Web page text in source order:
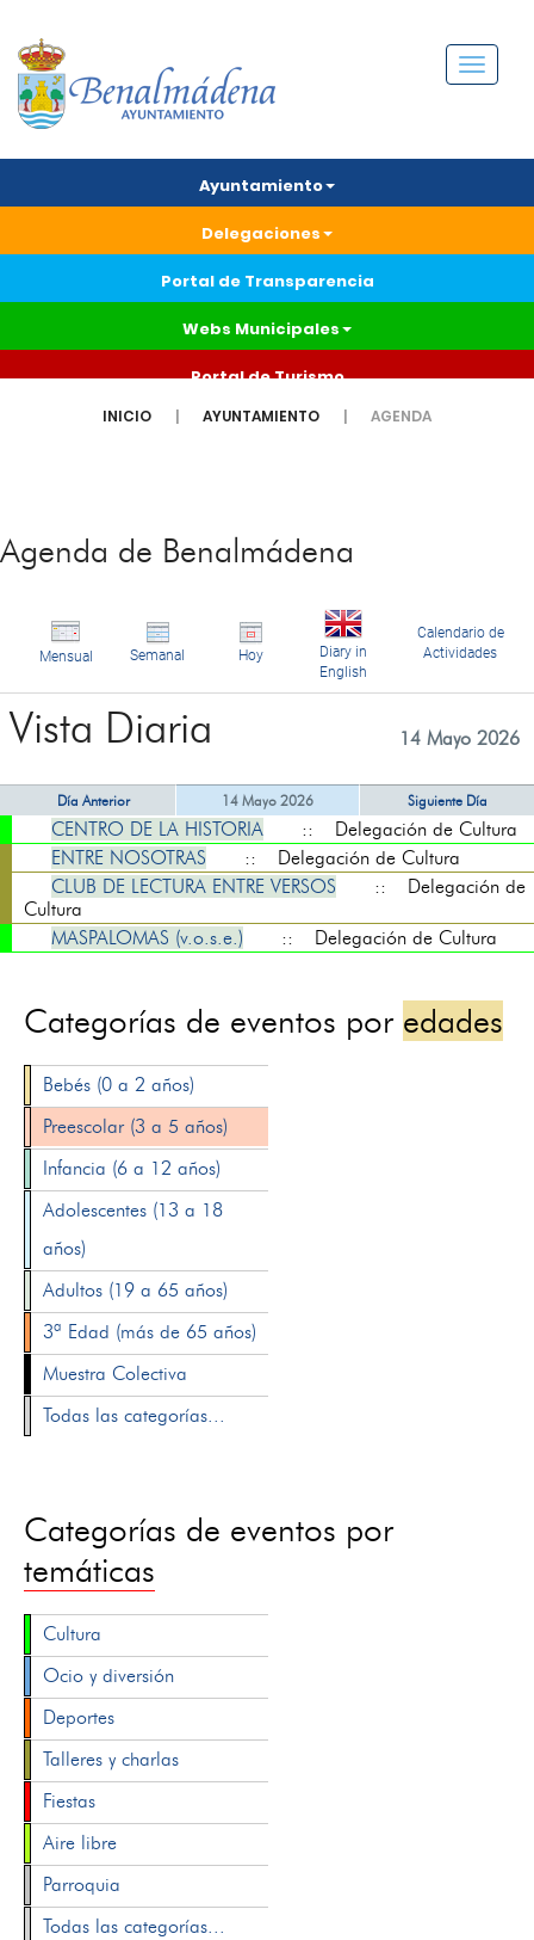
Menú
Ayuntamiento
Delegaciones
Portal de Transparencia
Webs Municipales
Portal de Turismo
INICIO AYUNTAMIENTO AGENDA
Agenda de Benalmádena
Mensual Semanal Hoy
Diary in
English
Calendario de
Actividades
Vista Diaria 14 Mayo 2026
Día Anterior 14 Mayo 2026 Siguiente Día
CENTRO DE LA HISTORIA
:: Delegación de Cultura
ENTRE NOSOTRAS
:: Delegación de Cultura
CLUB DE LECTURA ENTRE VERSOS
:: Delegación de
Cultura
MASPALOMAS (v.o.s.e.)
:: Delegación de Cultura
Categorías de eventos por edades
Bebés (0 a 2 años)
Preescolar (3 a 5 años)
Infancia (6 a 12 años)
Adolescentes (13 a 18
años)
Adultos (19 a 65 años)
3ª Edad (más de 65 años)
Muestra Colectiva
Todas las categorías...
Categorías de eventos por
temáticas
Cultura
Ocio y diversión
Deportes
Talleres y charlas
Fiestas
Aire libre
Parroquia
Todas las categorías...